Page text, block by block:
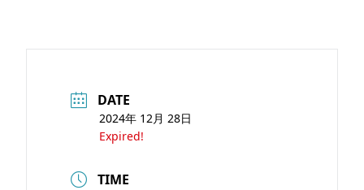
DATE
2024年 12月 28日
Expired!
TIME